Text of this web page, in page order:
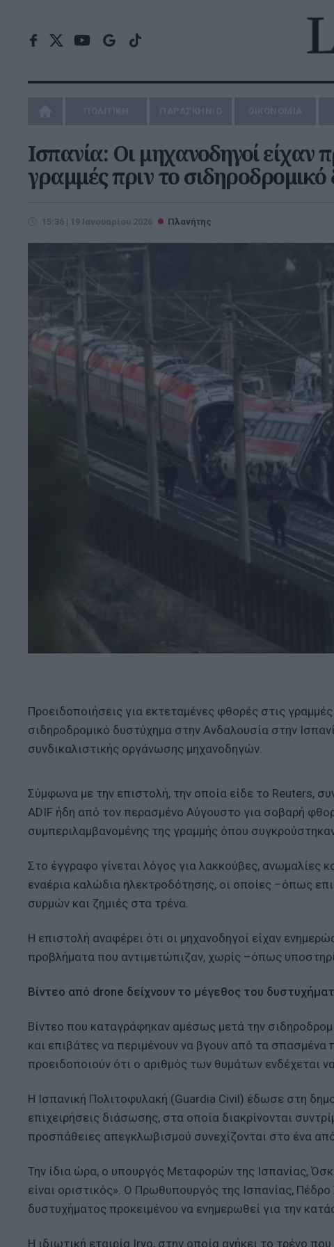
Ισπανία: Οι μηχανοδηγοί είχαν
γραμμές πριν το
15:36 | 19 Ιανουαρίου 2026 Πλανήτης
Προειδοποιήσεις για εκτεταμένες φθορές στις
σιδηροδρομικό δυστύχημα στην Ανδαλουσία στην
συνδικαλιστικής οργάνωσης μηχανοδηγών.
Σύμφωνα με την επιστολή, την οποία είδε το Reuters,
ADIF ήδη από τον περασμένο Αύγουστο για σοβαρή
συμπεριλαμβανομένης της γραμμής όπου
Στο έγγραφο γίνεται λόγος για λακκούβες, ανωμαλίες
εναέρια καλώδια ηλεκτροδότησης, οι οποίες –όπως
συρμών και ζημιές στα τρένα.
Η επιστολή αναφέρει ότι οι μηχανοδηγοί είχαν
προβλήματα που αντιμετώπιζαν, χωρίς –όπως
Βίντεο από drone δείχνουν το μέγεθος του
Βίντεο που καταγράφηκαν αμέσως μετά την
και επιβάτες να περιμένουν να βγουν από τα
προειδοποιούν ότι ο αριθμός των θυμάτων ενδέχεται
Η Ισπανική Πολιτοφυλακή (Guardia Civil) έδωσε στη
επιχειρήσεις διάσωσης, στα οποία διακρίνονται
προσπάθειες απεγκλωβισμού συνεχίζονται στο ένα
Την ίδια ώρα, ο υπουργός Μεταφορών της Ισπανίας,
είναι οριστικός». Ο Πρωθυπουργός της Ισπανίας,
δυστυχήματος προκειμένου να ενημερωθεί για την
Η ιδιωτική εταιρία Iryo, στην οποία ανήκει το τρένο